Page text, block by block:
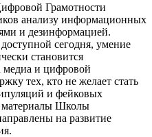
Грамотности
анализу информационных
и дезинформацией.
сегодня, умение
становится
и цифровой
тех, кто не желает стать
и фейковых
материалы Школы
на развитие